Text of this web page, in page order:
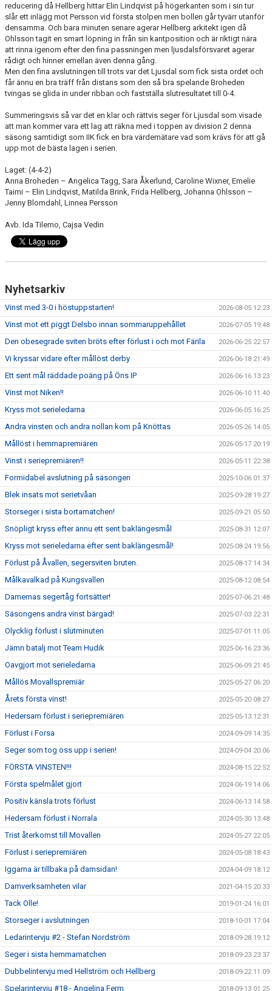
reducering då Hellberg hittar Elin Lindqvist på högerkanten som i sin tur
slår ett inlägg mot Persson vid första stolpen men bollen går tyvärr utanför
densamma. Och bara minuten senare agerar Hellberg arkitekt igen då
Ohlsson tagit en smart löpning in från sin kantposition och är riktigt nära
att rinna igenom efter den fina passningen men ljusdalsförsvaret agerar
rådigt och hinner emellan även denna gång.
Men den fina avslutningen till trots var det Ljusdal som fick sista ordet och
får ännu en bra träff från distans som den så bra spelande Broheden
tvingas se glida in under ribban och fastställa slutresultatet till 0-4.
Summeringsvis så var det en klar och rättvis seger för Ljusdal som visade
att man kommer vara ett lag att räkna med i toppen av division 2 denna
säsong samtidigt som IIK fick en bra värdemätare vad som krävs för att gå
upp mot de bästa lagen i serien.
Laget: (4-4-2)
Anna Broheden – Angelica Tagg, Sara Åkerlund, Caroline Wixner, Emelie
Taimi – Elin Lindqvist, Matilda Brink, Frida Hellberg, Johanna Ohlsson –
Jenny Blomdahl, Linnea Persson
Avb. Ida Tilemo, Cajsa Vedin
Nyhetsarkiv
Vinst med 3-0 i höstuppstarten! 2026-08-05 12:23
Vinst mot ett piggt Delsbo innan sommaruppehållet 2026-07-05 19:48
Den obesegrade sviten bröts efter förlust i och mot Färila 2026-06-25 22:57
Vi kryssar vidare efter mållöst derby 2026-06-18 21:49
Ett sent mål räddade poäng på Öns IP 2026-06-16 13:23
Vinst mot Niken!! 2026-06-10 11:40
Kryss mot serieledarna 2026-06-05 16:25
Andra vinsten och andra nollan kom på Knöttas 2026-05-26 14:05
Mållöst i hemmapremiären 2026-05-17 20:19
Vinst i seriepremiären!! 2026-05-11 22:38
Formidabel avslutning på säsongen 2025-10-06 01:37
Blek insats mot serietvåan 2025-09-28 19:27
Storseger i sista bortamatchen! 2025-09-21 05:50
Snöpligt kryss efter ännu ett sent baklängesmål 2025-08-31 12:07
Kryss mot serieledarna efter sent baklängesmål! 2025-08-24 19:56
Förlust på Åvallen, segersviten bruten. 2025-08-17 14:34
Målkavalkad på Kungsvallen 2025-08-12 08:54
Damernas segertåg fortsätter! 2025-07-06 21:48
Säsongens andra vinst bärgad! 2025-07-03 22:31
Olycklig förlust i slutminuten 2025-07-01 11:05
Jämn batalj mot Team Hudik 2025-06-16 23:36
Oavgjort mot serieledarna 2025-06-09 21:45
Mållös Movallspremiär 2025-05-27 06:20
Årets första vinst! 2025-05-20 08:27
Hedersam förlust i seriepremiären 2025-05-13 12:31
Förlust i Forsa 2024-09-09 14:35
Seger som tog oss upp i serien! 2024-09-04 20:06
FÖRSTA VINSTEN!!! 2024-08-15 22:52
Första spelmålet gjort 2024-06-19 14:06
Positiv känsla trots förlust 2024-06-13 14:58
Hedersam förlust i Norrala 2024-05-30 13:48
Trist återkomst till Movallen 2024-05-27 22:05
Förlust i seriepremiären 2024-05-08 18:43
Iggarna är tillbaka på damsidan! 2024-04-09 18:12
Damverksamheten vilar 2021-04-15 20:33
Tack Olle! 2019-01-24 16:01
Storseger i avslutningen 2018-10-01 17:04
Ledarintervju #2 - Stefan Nordström 2018-09-28 19:12
Seger i sista hemmamatchen 2018-09-23 23:37
Dubbelintervju med Hellström och Hellberg 2018-09-22 11:09
Spelarintervju #18 - Angelina Ferm 2018-09-13 01:25